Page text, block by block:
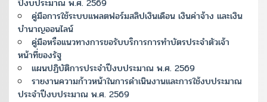
ปีงบประมาณ พ.ศ. 2569
คู่มือการใช้ระบบแพลตฟอร์มสลิปเงินเดือน เงินค่าจ้าง และเงิน
บำนาญออนไลน์
คู่มือหรือแนวทางการขอรับบริการการทำบัตรประจำตัวเจ้า
หน้าที่ของรัฐ
แผนปฏิบัติการประจำปีงบประมาณ พ.ศ. 2569
รายงานความก้าวหน้าในการดำเนินงานและการใช้งบประมาณ
ประจำปีงบประมาณ พ.ศ. 2569